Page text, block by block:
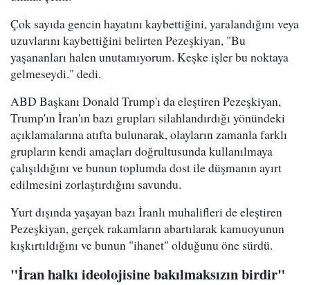
Çok sayıda gencin hayatını kaybettiğini, yaralandığını veya
uzuvlarını kaybettiğini belirten Pezeşkiyan, "Bu
yaşananları halen unutamıyorum. Keşke işler bu noktaya
gelmeseydi." dedi.
ABD Başkanı Donald Trump'ı da eleştiren Pezeşkiyan,
Trump'ın İran'ın bazı grupları silahlandırdığı yönündeki
açıklamalarına atıfta bulunarak, olayların zamanla farklı
grupların kendi amaçları doğrultusunda kullanılmaya
çalışıldığını ve bunun toplumda dost ile düşmanın ayırt
edilmesini zorlaştırdığını savundu.
Yurt dışında yaşayan bazı İranlı muhalifleri de eleştiren
Pezeşkiyan, gerçek rakamların abartılarak kamuoyunun
kışkırtıldığını ve bunun "ihanet" olduğunu öne sürdü.
"İran halkı ideolojisine bakılmaksızın birdir"